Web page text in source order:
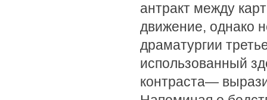
антракт между
движение, однако
драматургии
использованный
контраста—